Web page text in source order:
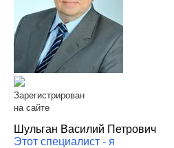
Зарегистрирован
на сайте
Шульган Василий Петрович
Этот специалист - я